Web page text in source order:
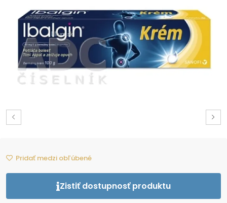
Pridať medzi obľúbené
Zistiť dostupnosť produktu